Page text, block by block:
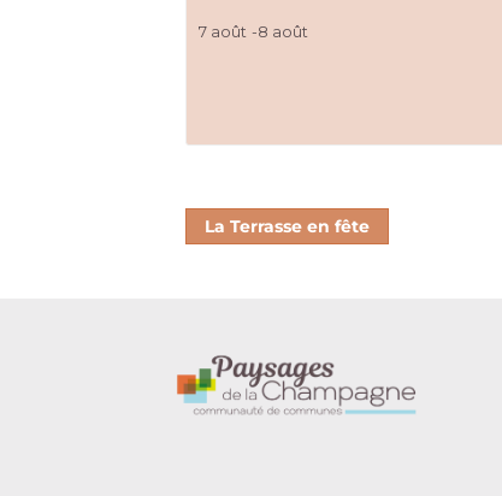
7 août -8 août
La Terrasse en fête